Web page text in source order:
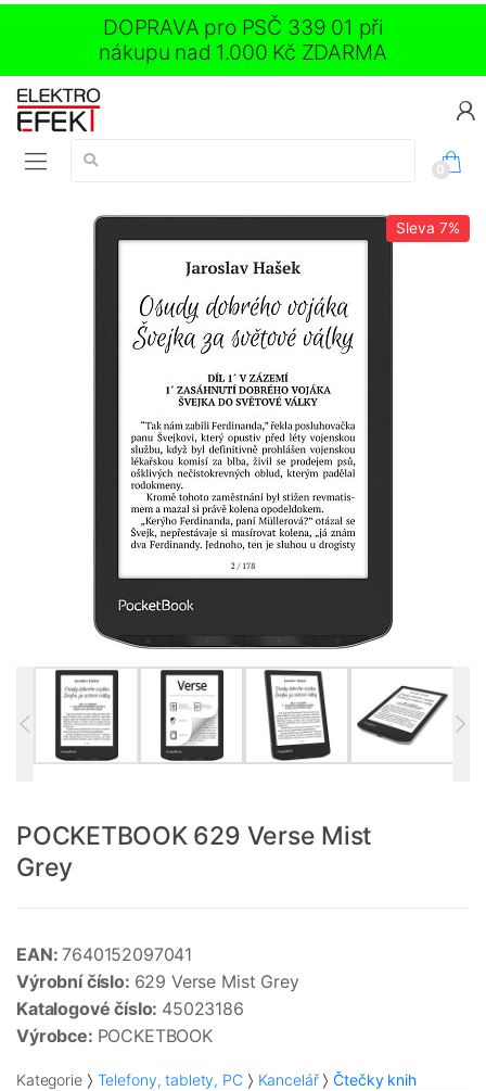
DOPRAVA pro PSČ 339 01 při
nákupu nad 1.000 Kč ZDARMA
Vyhledávání:
0
Sleva 7%
POCKETBOOK 629 Verse Mist
Grey
EAN: 7640152097041
Výrobní číslo: 629 Verse Mist Grey
Katalogové číslo: 45023186
Výrobce: POCKETBOOK
Kategorie Telefony, tablety, PC Kancelář
Čtečky knih